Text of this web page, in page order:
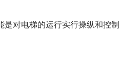
是对电梯的运行实行操纵和控